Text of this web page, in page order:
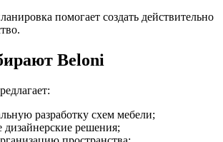
помогает создать действительно
Beloni
разработку схем мебели;
дизайнерские решения;